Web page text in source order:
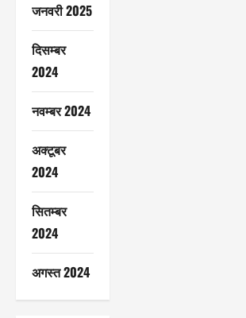
जनवरी 2025
दिसम्बर
2024
नवम्बर 2024
अक्टूबर
2024
सितम्बर
2024
अगस्त 2024